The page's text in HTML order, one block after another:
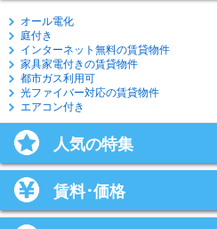
オール電化
庭付き
インターネット無料の賃貸物件
家具家電付きの賃貸物件
都市ガス利用可
光ファイバー対応の賃貸物件
エアコン付き
人気の特集
賃料･価格